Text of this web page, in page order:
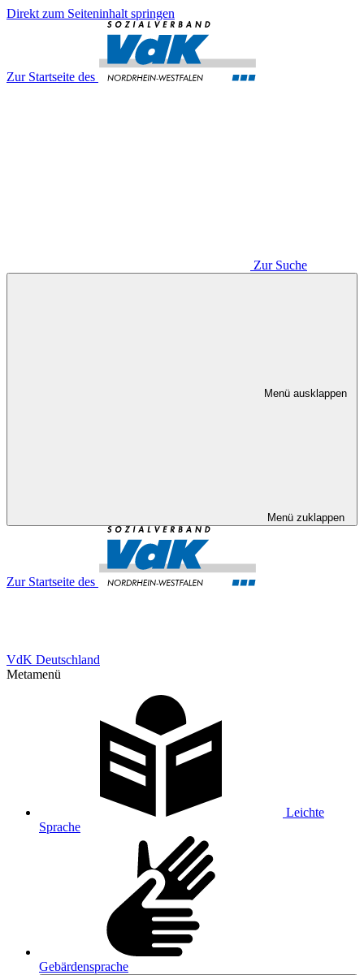
Direkt zum Seiteninhalt springen
Zur Startseite des
Zur Suche
Menü ausklappen
Menü zuklappen
Zur Startseite des
VdK Deutschland
Metamenü
Leichte
Sprache
Gebärdensprache